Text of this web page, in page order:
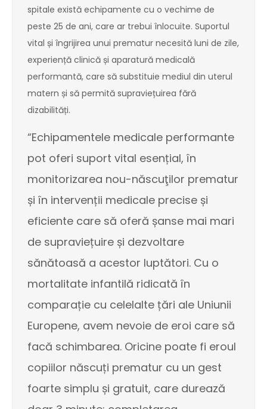
spitale există echipamente cu o vechime de
peste 25 de ani, care ar trebui înlocuite. Suportul
vital și îngrijirea unui prematur necesită luni de zile,
experiență clinică și aparatură medicală
performantă, care să substituie mediul din uterul
matern și să permită supraviețuirea fără
dizabilități.
“Echipamentele medicale performante
pot oferi suport vital esențial, în
monitorizarea nou-născuţilor prematur
și în intervenții medicale precise și
eficiente care să oferă șanse mai mari
de supraviețuire și dezvoltare
sănătoasă a acestor luptători. Cu o
mortalitate infantilă ridicată în
comparație cu celelalte țări ale Uniunii
Europene, avem nevoie de eroi care să
facă schimbarea. Oricine poate fi eroul
copiilor născuți prematur cu un gest
foarte simplu și gratuit, care durează